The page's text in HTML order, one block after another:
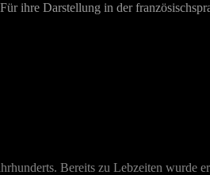
ihre Darstellung in der
Bereits zu Lebzeiten wurde